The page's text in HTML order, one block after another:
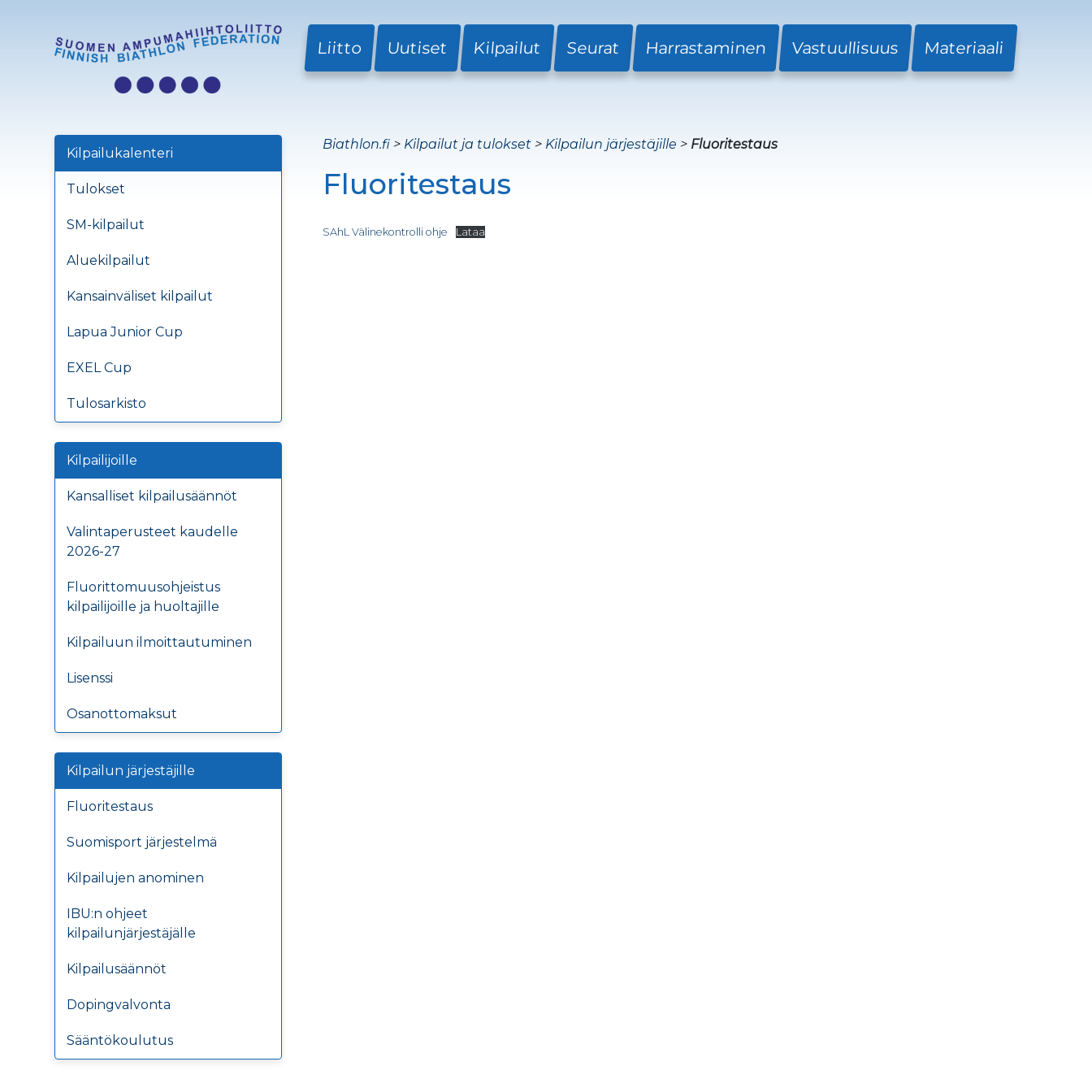
Liitto Uutiset Kilpailut Seurat Harrastaminen Vastuullisuus Materiaali
Kilpailukalenteri
Tulokset
SM-kilpailut
Aluekilpailut
Kansainväliset kilpailut
Lapua Junior Cup
EXEL Cup
Tulosarkisto
Kilpailijoille
Kansalliset kilpailusäännöt
Valintaperusteet kaudelle
2026-27
Fluorittomuusohjeistus
kilpailijoille ja huoltajille
Kilpailuun ilmoittautuminen
Lisenssi
Osanottomaksut
Kilpailun järjestäjille
Fluoritestaus
Suomisport järjestelmä
Kilpailujen anominen
IBU:n ohjeet
kilpailunjärjestäjälle
Kilpailusäännöt
Dopingvalvonta
Sääntökoulutus
Biathlon.fi > Kilpailut ja tulokset > Kilpailun järjestäjille > Fluoritestaus
Fluoritestaus
SAhL Välinekontrolli ohje Lataa